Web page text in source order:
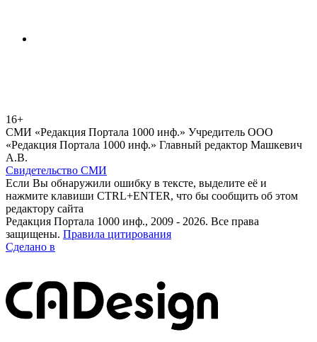
16+
СМИ «Редакция Портала 1000 инф.» Учредитель ООО
«Редакция Портала 1000 инф.» Главный редактор Машкевич
А.В.
Свидетельство СМИ
Если Вы обнаружили ошибку в тексте, выделите её и
нажмите клавиши CTRL+ENTER, что бы сообщить об этом
редактору сайта
Редакция Портала 1000 инф., 2009 - 2026. Все права
защищены. Правила цитирования
Сделано в